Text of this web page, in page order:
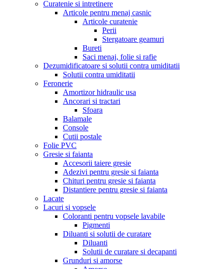
Curatenie si intretinere
Articole pentru menaj casnic
Articole curatenie
Perii
Stergatoare geamuri
Bureti
Saci menaj, folie si rafie
Dezumidificatoare si solutii contra umiditatii
Solutii contra umiditatii
Feronerie
Amortizor hidraulic usa
Ancorari si tractari
Sfoara
Balamale
Console
Cutii postale
Folie PVC
Gresie si faianta
Accesorii taiere gresie
Adezivi pentru gresie si faianta
Chituri pentru gresie si faianta
Distantiere pentru gresie si faianta
Lacate
Lacuri si vopsele
Coloranti pentru vopsele lavabile
Pigmenti
Diluanti si solutii de curatare
Diluanti
Solutii de curatare si decapanti
Grunduri si amorse